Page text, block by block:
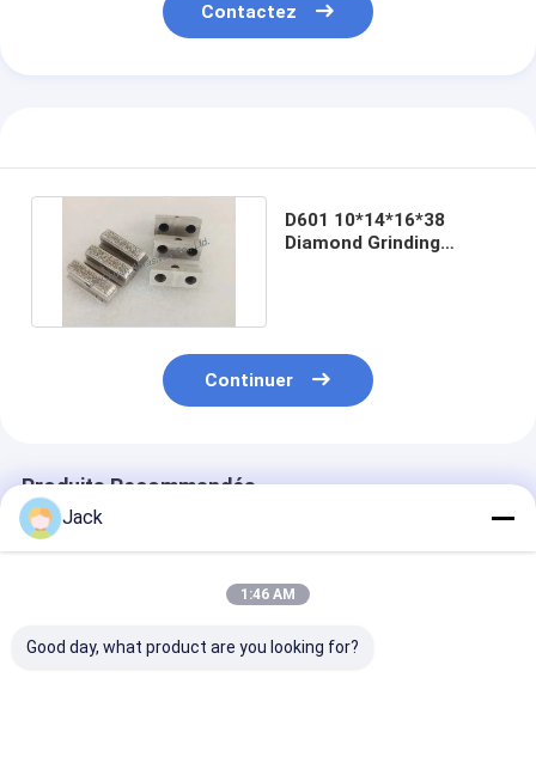
Contactez
D601 10*14*16*38
Diamond Grinding
Continuer
Produits Recommandés
Jack
1:46 AM
Good day, what product are you looking for?